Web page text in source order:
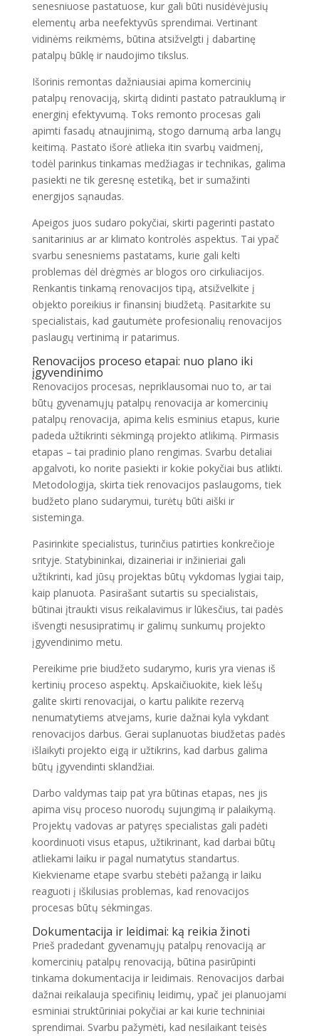
senesniuose pastatuose, kur gali būti nusidėvėjusių
elementų arba neefektyvūs sprendimai. Vertinant
vidinėms reikmėms, būtina atsižvelgti į dabartinę
patalpų būklę ir naudojimo tikslus.
Išorinis remontas dažniausiai apima komercinių
patalpų renovaciją, skirtą didinti pastato patrauklumą ir
energinį efektyvumą. Toks remonto procesas gali
apimti fasadų atnaujinimą, stogo darnumą arba langų
keitimą. Pastato išorė atlieka itin svarbų vaidmenį,
todėl parinkus tinkamas medžiagas ir technikas, galima
pasiekti ne tik geresnę estetiką, bet ir sumažinti
energijos sąnaudas.
Apeigos juos sudaro pokyčiai, skirti pagerinti pastato
sanitarinius ar ar klimato kontrolės aspektus. Tai ypač
svarbu senesniems pastatams, kurie gali kelti
problemas dėl drėgmės ar blogos oro cirkuliacijos.
Renkantis tinkamą renovacijos tipą, atsižvelkite į
objekto poreikius ir finansinį biudžetą. Pasitarkite su
specialistais, kad gautumėte profesionalių renovacijos
paslaugų vertinimą ir patarimus.
Renovacijos proceso etapai: nuo plano iki
įgyvendinimo
Renovacijos procesas, nepriklausomai nuo to, ar tai
būtų gyvenamųjų patalpų renovacija ar komercinių
patalpų renovacija, apima kelis esminius etapus, kurie
padeda užtikrinti sėkmingą projekto atlikimą. Pirmasis
etapas – tai pradinio plano rengimas. Svarbu detaliai
apgalvoti, ko norite pasiekti ir kokie pokyčiai bus atlikti.
Metodologija, skirta tiek renovacijos paslaugoms, tiek
budžeto plano sudarymui, turėtų būti aiški ir
sisteminga.
Pasirinkite specialistus, turinčius patirties konkrečioje
srityje. Statybininkai, dizaineriai ir inžinieriai gali
užtikrinti, kad jūsų projektas būtų vykdomas lygiai taip,
kaip planuota. Pasirašant sutartis su specialistais,
būtinai įtraukti visus reikalavimus ir lūkesčius, tai padės
išvengti nesusipratimų ir galimų sunkumų projekto
įgyvendinimo metu.
Pereikime prie biudžeto sudarymo, kuris yra vienas iš
kertinių proceso aspektų. Apskaičiuokite, kiek lėšų
galite skirti renovacijai, o kartu palikite rezervą
nenumatytiems atvejams, kurie dažnai kyla vykdant
renovacijos darbus. Gerai suplanuotas biudžetas padės
išlaikyti projekto eigą ir užtikrins, kad darbus galima
būtų įgyvendinti sklandžiai.
Darbo valdymas taip pat yra būtinas etapas, nes jis
apima visų proceso nuorodų sujungimą ir palaikymą.
Projektų vadovas ar patyręs specialistas gali padėti
koordinuoti visus etapus, užtikrinant, kad darbai būtų
atliekami laiku ir pagal numatytus standartus.
Kiekviename etape svarbu stebėti pažangą ir laiku
reaguoti į iškilusias problemas, kad renovacijos
procesas būtų sėkmingas.
Dokumentacija ir leidimai: ką reikia žinoti
Prieš pradedant gyvenamųjų patalpų renovaciją ar
komercinių patalpų renovaciją, būtina pasirūpinti
tinkama dokumentacija ir leidimais. Renovacijos darbai
dažnai reikalauja specifinių leidimų, ypač jei planuojami
esminiai struktūriniai pokyčiai ar kai kurie techniniai
sprendimai. Svarbu pažymėti, kad nesilaikant teisės